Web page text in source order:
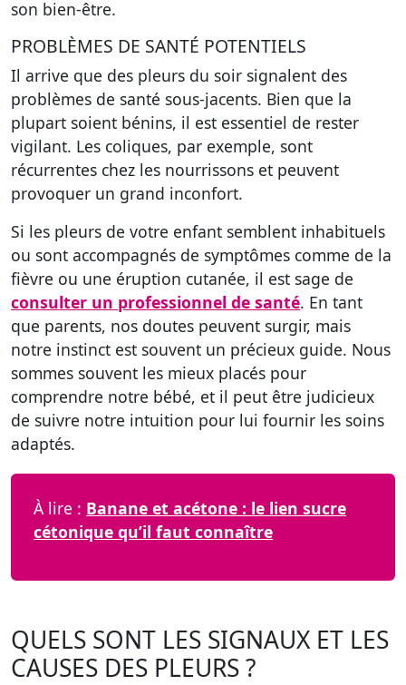
son bien-être.
PROBLÈMES DE SANTÉ POTENTIELS
Il arrive que des pleurs du soir signalent des
problèmes de santé sous-jacents. Bien que la
plupart soient bénins, il est essentiel de rester
vigilant. Les coliques, par exemple, sont
récurrentes chez les nourrissons et peuvent
provoquer un grand inconfort.
Si les pleurs de votre enfant semblent inhabituels
ou sont accompagnés de symptômes comme de la
fièvre ou une éruption cutanée, il est sage de
consulter un professionnel de santé. En tant
que parents, nos doutes peuvent surgir, mais
notre instinct est souvent un précieux guide. Nous
sommes souvent les mieux placés pour
comprendre notre bébé, et il peut être judicieux
de suivre notre intuition pour lui fournir les soins
adaptés.
À lire : Banane et acétone : le lien sucre
cétonique qu’il faut connaître
QUELS SONT LES SIGNAUX ET LES
CAUSES DES PLEURS ?